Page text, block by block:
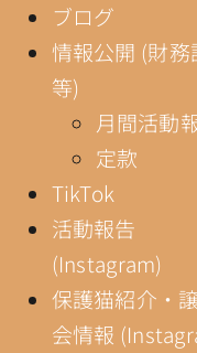
ブログ
情報公開 (財務
等)
月間活動
定款
TikTok
活動報告
(Instagram)
保護猫紹介・
会情報